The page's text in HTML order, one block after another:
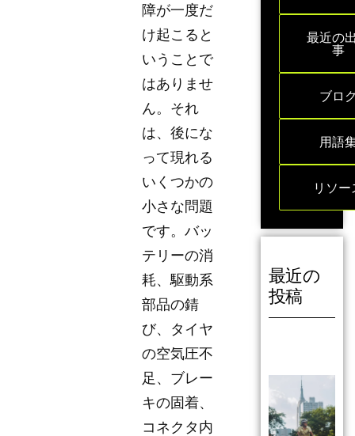
障が一度だ
け起こると
いうことで
はありませ
ん。それ
は、後にな
って現れる
いくつかの
小さな問題
です。バッ
テリーの消
耗、駆動系
部品の錆
び、タイヤ
の空気圧不
足、ブレー
キの固着、
コネクタ内
最近の
事
ブロ
用語
リソー
最近の
投稿